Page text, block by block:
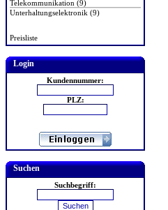
Telekommunikation (9)
Unterhaltungselektronik (9)
Preisliste
Login
Kundennummer:
PLZ:
Suchen
Suchbegriff: